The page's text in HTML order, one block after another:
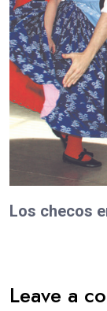
Los checos
Leave a